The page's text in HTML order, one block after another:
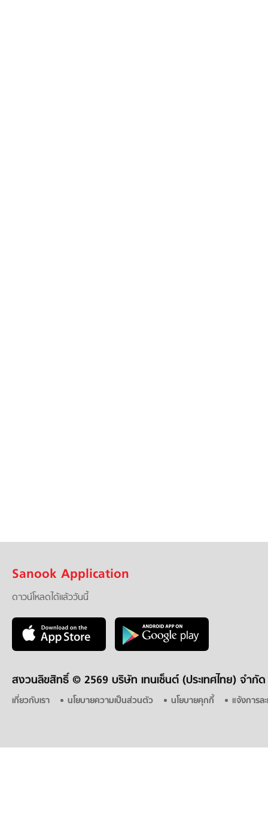
Sanook Application
ดาวน์โหลดได้แล้ววันนี้
สงวนลิขสิทธิ์ © 2569 บริษัท เทนเซ็นต์ (ประเทศไทย) จำกัด
เกี่ยวกับเรา นโยบายความเป็นส่วนตัว นโยบายคุกกี้ แจ้งการล